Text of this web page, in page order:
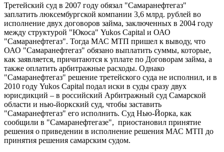
Третейский суд в 2007 году обязал "Самаранефтегаз"
заплатить люксембургской компании 3,6 млрд. рублей во
исполнение двух договоров займа, заключенных в 2004 году
между структурой "Юкоса" Yukos Capital и ОАО
"Самаранефтегаз". Тогда МАС МТП пришел к выводу, что
ОАО "Самаранефтегаз" обязано выплатить суммы, которые,
как заявляется, причитаются к уплате по Договорам займа, а
также оплатить арбитражные расходы. Однако
"Самаранефтегаз" решение третейского суда не исполнил, и в
2010 году Yukos Capital подал иски в суды сразу двух
юрисдикций – в российский Арбитражный суд Самарской
области и нью-йоркский суд, чтобы заставить
"Самаранефтегаз" его исполнить. Суд Нью-Йорка, как
сообщили в "Самаранефтегазе", приостановил принятие
решения о приведении в исполнение решения МАС МТП до
принятия решения самарским судом.